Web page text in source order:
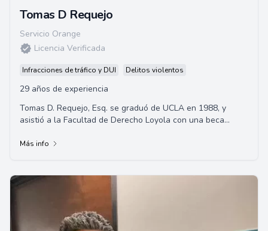
Tomas D Requejo
Servicio Orange
Licencia Verificada
Infracciones de tráfico y DUI Delitos violentos
29 años de experiencia
Tomas D. Requejo, Esq. se graduó de UCLA en 1988, y
asistió a la Facultad de Derecho Loyola con una beca
Más info